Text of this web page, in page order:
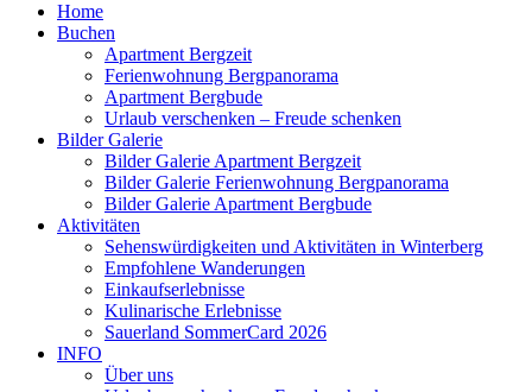
Home
Buchen
Apartment Bergzeit
Ferienwohnung Bergpanorama
Apartment Bergbude
Urlaub verschenken – Freude schenken
Bilder Galerie
Bilder Galerie Apartment Bergzeit
Bilder Galerie Ferienwohnung Bergpanorama
Bilder Galerie Apartment Bergbude
Aktivitäten
Sehenswürdigkeiten und Aktivitäten in Winterberg
Empfohlene Wanderungen
Einkaufserlebnisse
Kulinarische Erlebnisse
Sauerland SommerCard 2026
INFO
Über uns